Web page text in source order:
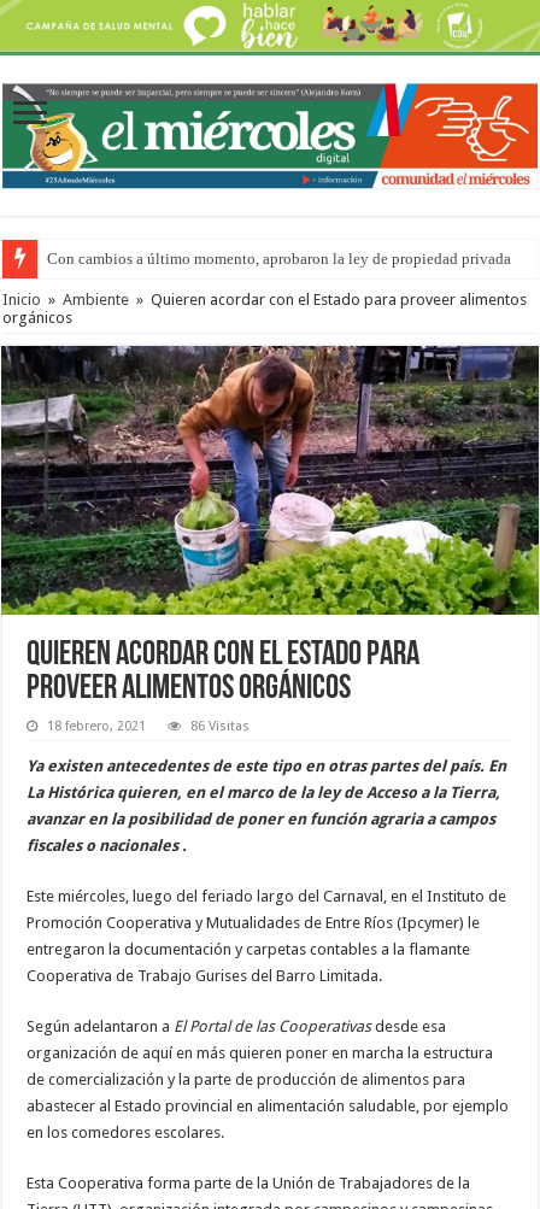
Con cambios a último momento, aprobaron la ley de propiedad privada
Inicio » Ambiente » Quieren acordar con el Estado para proveer alimentos
orgánicos
Quieren acordar con el Estado para
proveer alimentos orgánicos
18 febrero, 2021 86 Visitas
Ya existen antecedentes de este tipo en otras partes del país. En
La Histórica quieren, en el marco de la ley de Acceso a la Tierra,
avanzar en la posibilidad de poner en función agraria a campos
fiscales o nacionales .
Este miércoles, luego del feriado largo del Carnaval, en el Instituto de
Promoción Cooperativa y Mutualidades de Entre Ríos (Ipcymer) le
entregaron la documentación y carpetas contables a la flamante
Cooperativa de Trabajo Gurises del Barro Limitada.
Según adelantaron a El Portal de las Cooperativasdesde esa
organización de aquí en más quieren poner en marcha la estructura
de comercialización y la parte de producción de alimentos para
abastecer al Estado provincial en alimentación saludable, por ejemplo
en los comedores escolares.
Esta Cooperativa forma parte de la Unión de Trabajadores de la